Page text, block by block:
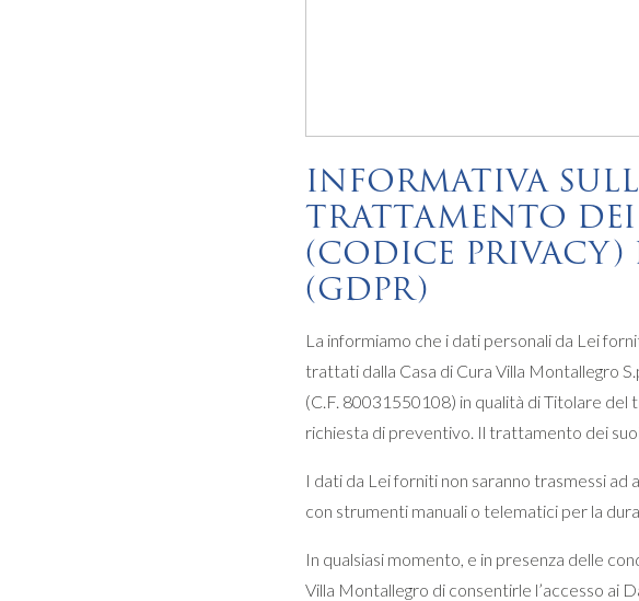
INFORMATIVA
TRATTAMENTO DEI
(CODICE PRIVACY)
(GDPR)
La informiamo che i dati personali da Lei
trattati dalla Casa di Cura Villa Montallegro
(C.F. 80031550108) in qualità di Titolare
richiesta di preventivo. Il trattamento dei
I dati da Lei forniti non saranno trasmessi
con strumenti manuali o telematici per la
In qualsiasi momento, e in presenza delle
Villa Montallegro di consentirle l’accesso ai